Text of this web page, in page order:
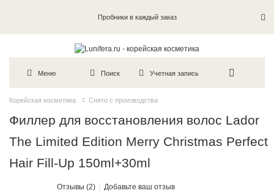
Пробники в каждый заказ
Меню Поиск Учетная запись
Корейская косметика Снято с производства
Филлер для восстановления волос Lador
The Limited Edition Merry Christmas Perfect
Hair Fill-Up 150ml+30ml
Отзывы (2) Добавьте ваш отзыв